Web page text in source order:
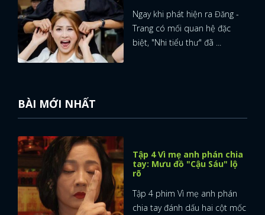
Ngay khi phát hiện ra Đăng -
Trang có mối quan hệ đặc
biệt, "Nhi tiểu thư" đã ...
BÀI MỚI NHẤT
Tập 4 Vì mẹ anh phán chia
tay: Mưu đồ "Cậu Sáu" lộ
rõ
Tập 4 phim Vì mẹ anh phán
chia tay đánh dấu hai cột mốc